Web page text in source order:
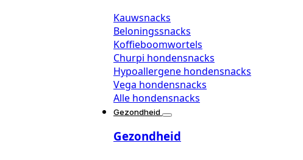
Kauwsnacks
Beloningssnacks
Koffieboomwortels
Churpi hondensnacks
Hypoallergene hondensnacks
Vega hondensnacks
Alle hondensnacks
Gezondheid
Gezondheid